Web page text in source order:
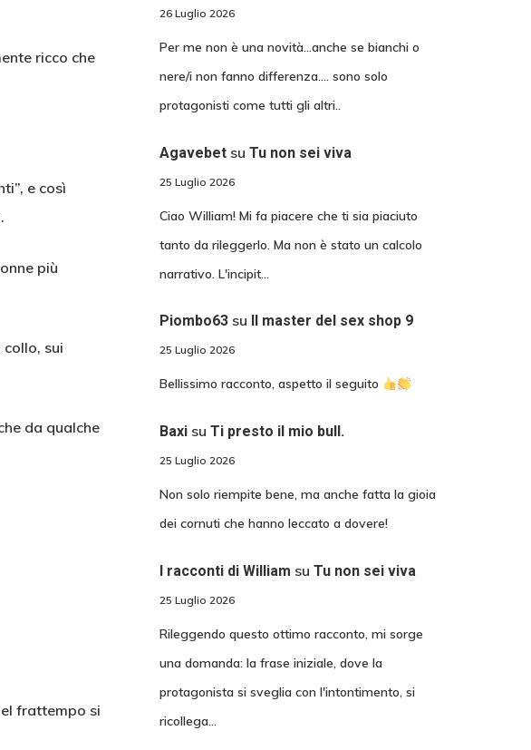
ricco che
e così
più
sui
da qualche
frattempo si
26 Luglio 2026
Per me non è una novità...anche se bianchi o
nere/i non fanno differenza.... sono solo
protagonisti come tutti gli altri..
Agavebetsu Tu non sei viva
25 Luglio 2026
Ciao William! Mi fa piacere che ti sia piaciuto
tanto da rileggerlo. Ma non è stato un calcolo
narrativo. L'incipit…
Piombo63su Il master del sex shop 9
25 Luglio 2026
Bellissimo racconto, aspetto il seguito
Baxisu Ti presto il mio bull.
25 Luglio 2026
Non solo riempite bene, ma anche fatta la gioia
dei cornuti che hanno leccato a dovere!
I racconti di William su Tu non sei viva
25 Luglio 2026
Rileggendo questo ottimo racconto, mi sorge
una domanda: la frase iniziale, dove la
protagonista si sveglia con l'intontimento, si
ricollega…